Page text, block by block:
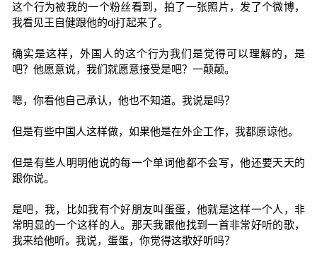
这个行为被我的一个粉丝看到，拍了一张照片，发了个微博，
我看见王自健跟他的dj打起来了。
确实是这样，外国人的这个行为我们是觉得可以理解的，是
吧？他愿意说，我们就愿意接受是吧？一颠颠。
嗯，你看他自己承认，他也不知道。我说是吗？
但是有些中国人这样做，如果他是在外企工作，我都原谅他。
但是有些人明明他说的每一个单词他都不会写，他还要天天的
跟你说。
是吧，我，比如我有个好朋友叫蛋蛋，他就是这样一个人，非
常明显的一个这样的人。那天我跟他找到一首非常好听的歌，
我来给他听。我说，蛋蛋，你觉得这歌好听吗？